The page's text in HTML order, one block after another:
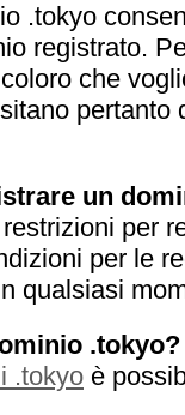
.tokyo
registrato.
che
pertanto
un
per
per le
qualsiasi
.tokyo?
.tokyo è